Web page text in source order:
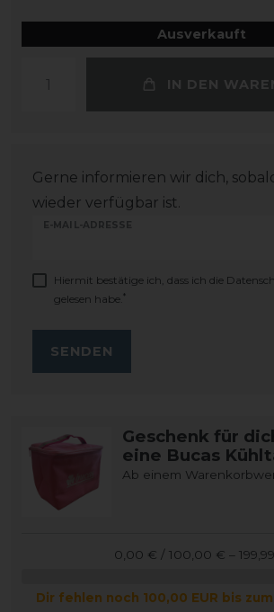
Ausverkauft
IN DEN
Gerne informieren wir dich,
wieder verfügbar ist.
E-MAIL-ADRESSE
Hiermit bestätige ich, dass ich die
gelesen habe. *
SENDEN
Geschenk für
eine Bucas
Ab einem
0,00 € / 100,00 € –
Dir fehlen noch 100,00 EUR bis